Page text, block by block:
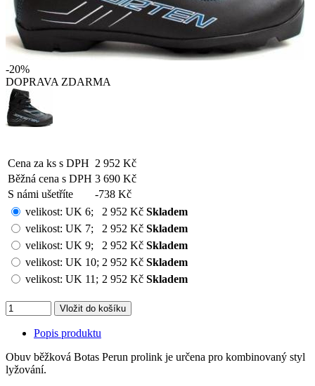
-20%
DOPRAVA ZDARMA
Cena za ks s DPH 2 952 Kč
Běžná cena s DPH 3 690 Kč
S námi ušetříte
-738 Kč
velikost: UK 6; 2 952 Kč Skladem
velikost: UK 7; 2 952 Kč Skladem
velikost: UK 9; 2 952 Kč Skladem
velikost: UK 10; 2 952 Kč Skladem
velikost: UK 11 ; 2 952 Kč Skladem
Popis produktu
Obuv běžková Botas Perun prolink je určena pro kombinovaný styl
lyžování.